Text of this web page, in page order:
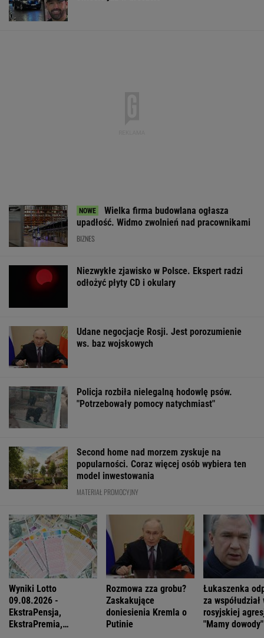
Wielka firma budowlana ogłasza
upadłość. Widmo zwolnień nad pracownikami
BIZNES
Niezwykłe zjawisko w Polsce. Ekspert radzi
odłożyć płyty CD i okulary
Udane negocjacje Rosji. Jest porozumienie
ws. baz wojskowych
Policja rozbiła nielegalną hodowlę psów.
"Potrzebowały pomocy natychmiast"
Second home nad morzem zyskuje na
popularności. Coraz więcej osób wybiera ten
model inwestowania
MATERIAŁ PROMOCYJNY
Wyniki Lotto
09.08.2026 -
EkstraPensja,
EkstraPremia,
Rozmowa zza grobu?
Zaskakujące
doniesienia Kremla o
Putinie
Łukaszenka
za współudział
rosyjskiej
"Mamy dowody"